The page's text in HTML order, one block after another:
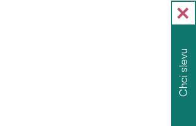
Chci slevu